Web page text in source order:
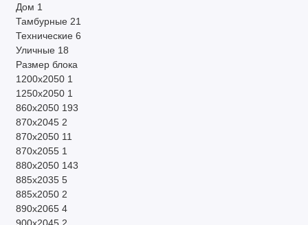
Дом 1
Тамбурные 21
Технические 6
Уличные 18
Размер блока
1200х2050 1
1250х2050 1
860х2050 193
870х2045 2
870х2050 11
870х2055 1
880х2050 143
885х2035 5
885х2050 2
890х2065 4